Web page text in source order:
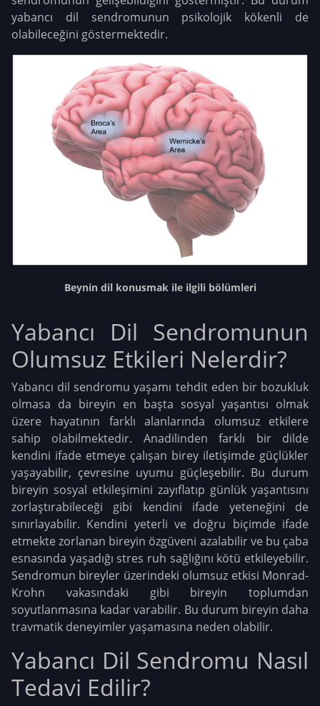
yabancı dil sendromunun psikolojik kökenli de
olabileceğini göstermektedir.
Beynin dil konusmak ile ilgili bölümleri
Yabancı Dil Sendromunun
Olumsuz Etkileri Nelerdir?
Yabancı dil sendromu yaşamı tehdit eden bir bozukluk
olmasa da bireyin en başta sosyal yaşantısı olmak
üzere hayatının farklı alanlarında olumsuz etkilere
sahip olabilmektedir. Anadilinden farklı bir dilde
kendini ifade etmeye çalışan birey iletişimde güçlükler
yaşayabilir, çevresine uyumu güçleşebilir. Bu durum
bireyin sosyal etkileşimini zayıflatıp günlük yaşantısını
zorlaştırabileceği gibi kendini ifade yeteneğini de
sınırlayabilir. Kendini yeterli ve doğru biçimde ifade
etmekte zorlanan bireyin özgüveni azalabilir ve bu çaba
esnasında yaşadığı stres ruh sağlığını kötü etkileyebilir.
Sendromun bireyler üzerindeki olumsuz etkisi Monrad-
Krohn vakasındaki gibi bireyin toplumdan
soyutlanmasına kadar varabilir. Bu durum bireyin daha
travmatik deneyimler yaşamasına neden olabilir.
Yabancı Dil Sendromu Nasıl
Tedavi Edilir?